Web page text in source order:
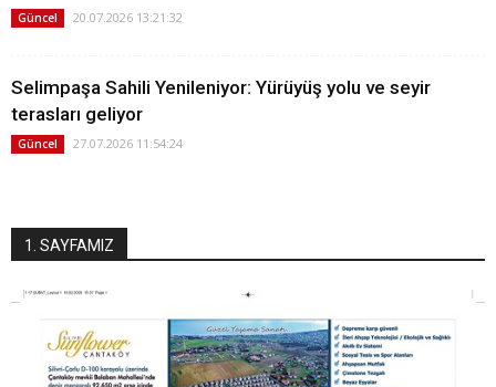
Güncel 20.07.2026 13:21:32
Selimpaşa Sahili Yenileniyor: Yürüyüş yolu ve seyir
terasları geliyor
Güncel 27.07.2026 11:54:24
1. SAYFAMIZ